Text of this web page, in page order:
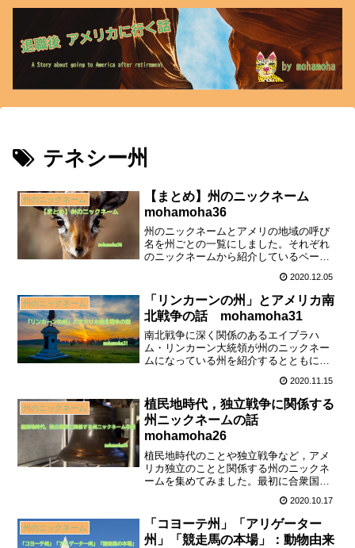
テネシー州
州のニックネーム
【まとめ】州のニックネーム
mohamoha36
州のニックネームとアメリの地域の呼び
名を州ごとの一覧にしました。それぞれ
のニックネームから紹介しているページ
2020.12.05
州のニックネーム
「リンカーンの州」とアメリカ南
北戦争の話 mohamoha31
南北戦争に深く関係のあるエイブラハ
ム・リンカーン大統領が州のニックネー
ムになっている州を紹介するとともに，
を説明しています。「人民の人民による
人民のための政治」の文言のあの有名な
演説はいつどこで行われたものなのかの
説明もしています。
2020.11.15
州のニックネーム
植民地時代，独立戦争に関係する
州ニックネームの話
mohamoha26
植民地時代のことや独立戦争など，アメ
リカ独立のことと関係する州のニックネ
ームを集めてみました。最初に合衆国と
外の州もあります。他にはボストン・テ
ィー・パーティーのことも詳しく紹介し
ています。
2020.10.17
州のニックネーム
「コヨーテ州」「アリゲーター
州」「競走馬の本場」：動物由来